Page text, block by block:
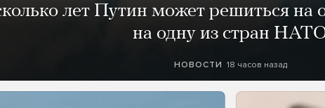
лет Путин может решиться на
на одну из стран
НОВОСТИ 18 часов назад